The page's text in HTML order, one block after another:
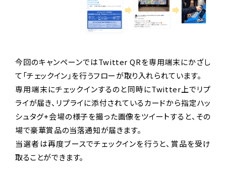
今回のキャンペーンではTwitter QRを専用端末にかざし
て「チェックイン」を行うフローが取り入れられています。
専用端末にチェックインするのと同時にTwitter上でリプ
ライが届き、リプライに添付されているカードから指定ハッ
シュタグ+会場の様子を撮った画像をツイートすると、その
場で豪華賞品の当落通知が届きます。
当選者は再度ブースでチェックインを行うと、賞品を受け
取ることができます。